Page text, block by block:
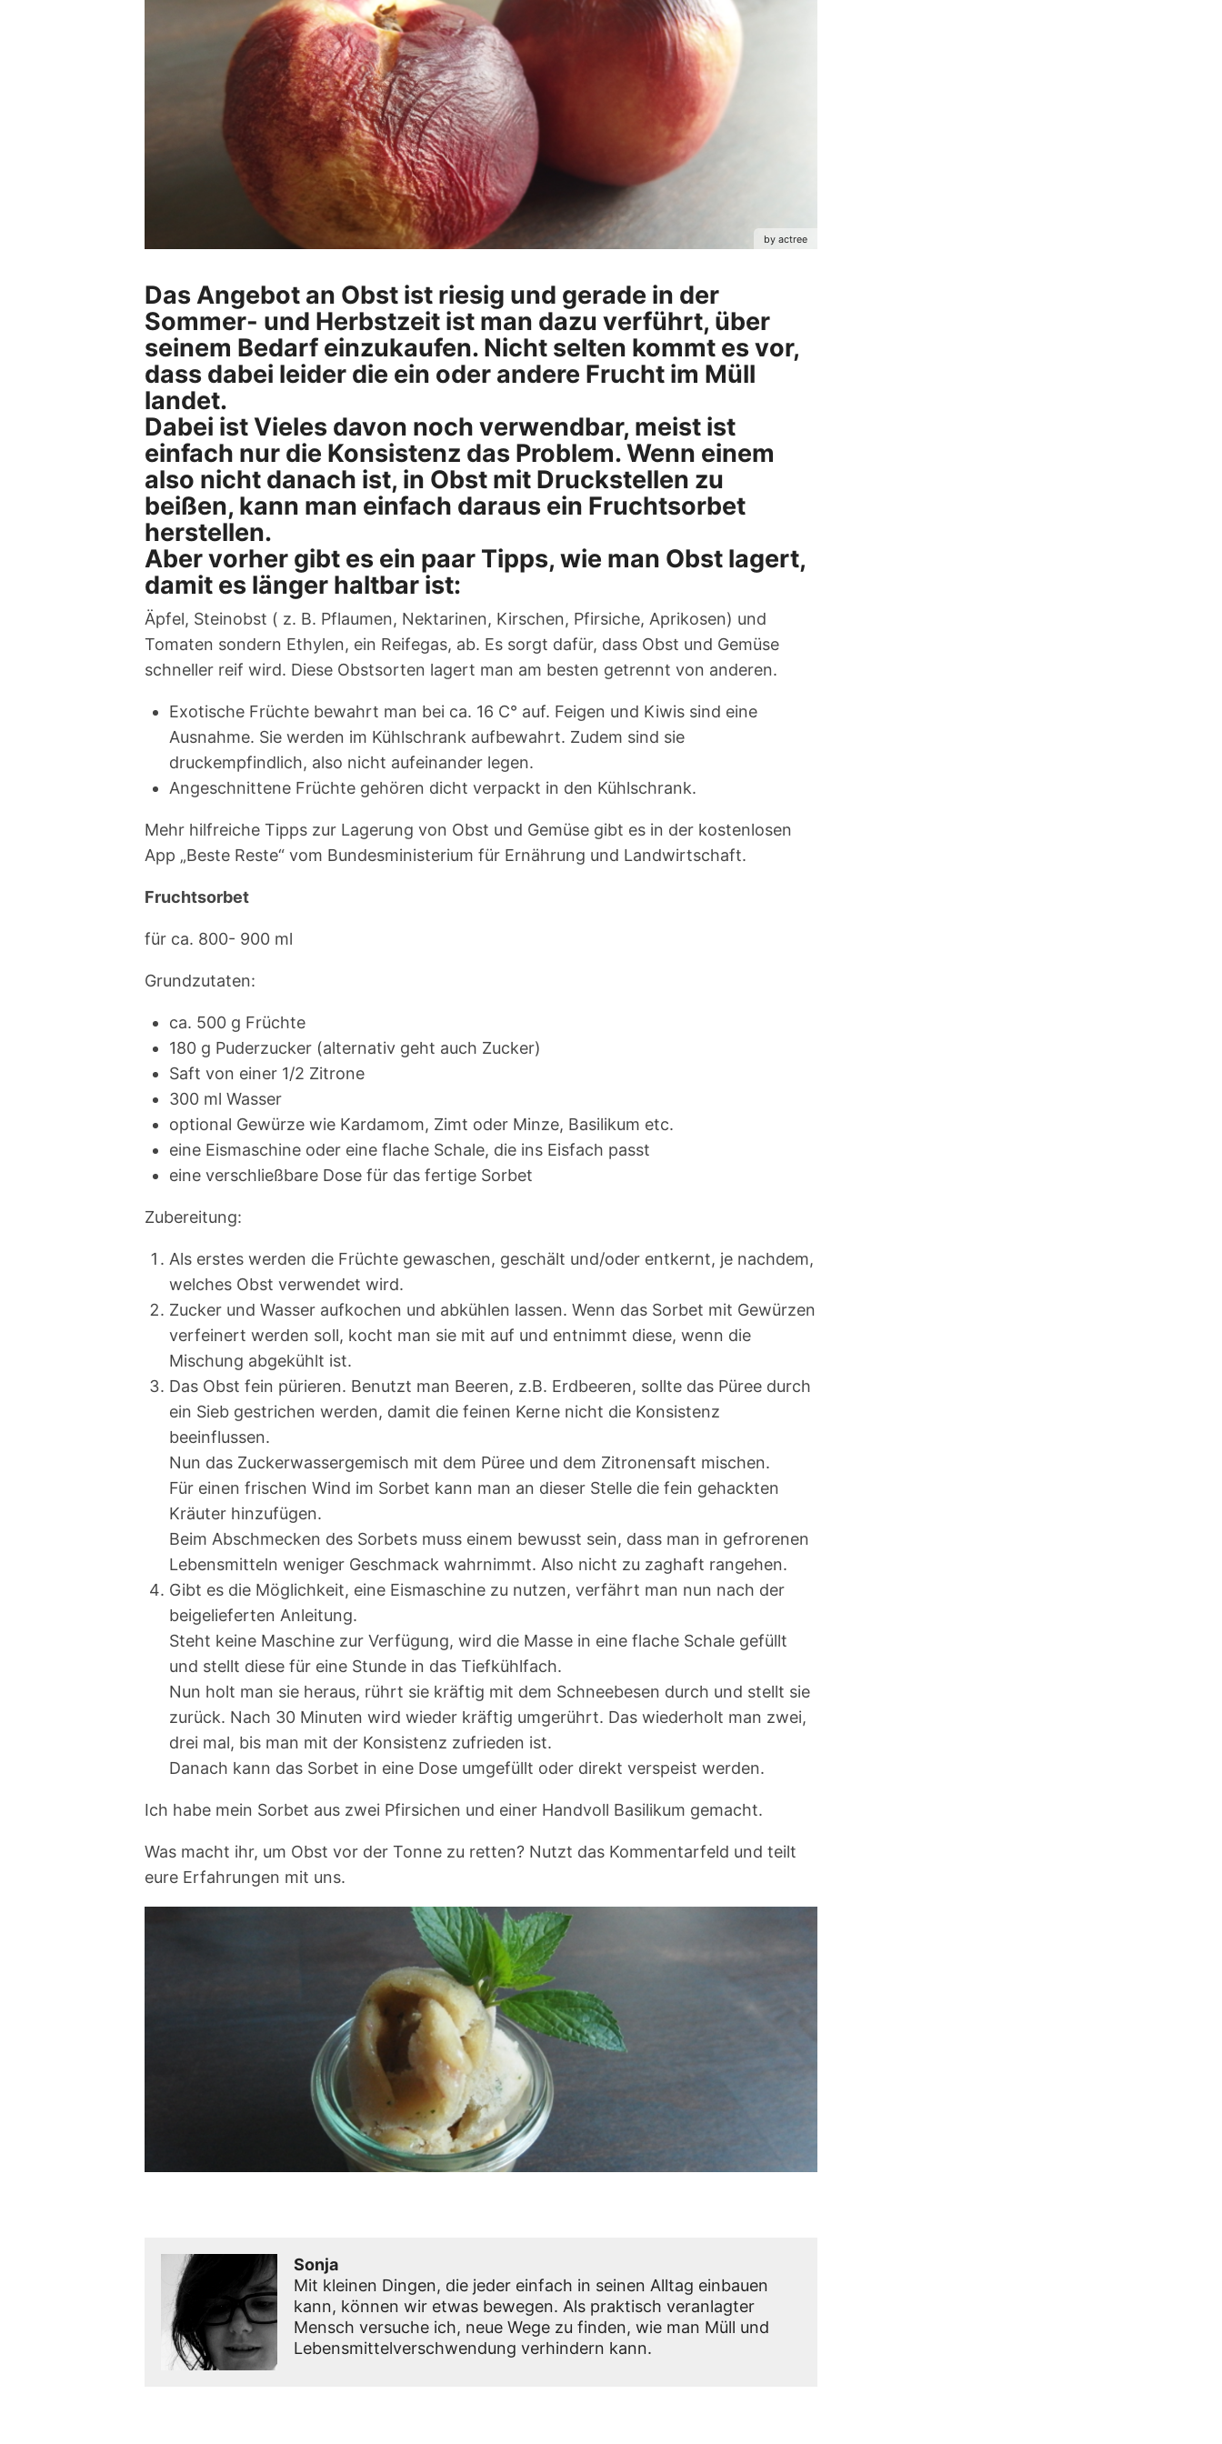
by actree
Das Angebot an Obst ist riesig und gerade in der
Sommer- und Herbstzeit ist man dazu verführt, über
seinem Bedarf einzukaufen. Nicht selten kommt es vor,
dass dabei leider die ein oder andere Frucht im Müll
landet.
Dabei ist Vieles davon noch verwendbar, meist ist
einfach nur die Konsistenz das Problem. Wenn einem
also nicht danach ist, in Obst mit Druckstellen zu
beißen, kann man einfach daraus ein Fruchtsorbet
herstellen.
Aber vorher gibt es ein paar Tipps, wie man Obst lagert,
damit es länger haltbar ist:
Äpfel, Steinobst ( z. B. Pflaumen, Nektarinen, Kirschen, Pfirsiche, Aprikosen) und
Tomaten sondern Ethylen, ein Reifegas, ab. Es sorgt dafür, dass Obst und Gemüse
schneller reif wird. Diese Obstsorten lagert man am besten getrennt von anderen.
Exotische Früchte bewahrt man bei ca. 16 C° auf. Feigen und Kiwis sind eine
Ausnahme. Sie werden im Kühlschrank aufbewahrt. Zudem sind sie
druckempfindlich, also nicht aufeinander legen.
Angeschnittene Früchte gehören dicht verpackt in den Kühlschrank.
Mehr hilfreiche Tipps zur Lagerung von Obst und Gemüse gibt es in der kostenlosen
App „Beste Reste“ vom Bundesministerium für Ernährung und Landwirtschaft.
Fruchtsorbet
für ca. 800- 900 ml
Grundzutaten:
ca. 500 g Früchte
180 g Puderzucker (alternativ geht auch Zucker)
Saft von einer 1/2 Zitrone
300 ml Wasser
optional Gewürze wie Kardamom, Zimt oder Minze, Basilikum etc.
eine Eismaschine oder eine flache Schale, die ins Eisfach passt
eine verschließbare Dose für das fertige Sorbet
Zubereitung:
Als erstes werden die Früchte gewaschen, geschält und/oder entkernt, je nachdem,
welches Obst verwendet wird.
Zucker und Wasser aufkochen und abkühlen lassen. Wenn das Sorbet mit Gewürzen
verfeinert werden soll, kocht man sie mit auf und entnimmt diese, wenn die
Mischung abgekühlt ist.
Das Obst fein pürieren. Benutzt man Beeren, z.B. Erdbeeren, sollte das Püree durch
ein Sieb gestrichen werden, damit die feinen Kerne nicht die Konsistenz
beeinflussen.
Nun das Zuckerwassergemisch mit dem Püree und dem Zitronensaft mischen.
Für einen frischen Wind im Sorbet kann man an dieser Stelle die fein gehackten
Kräuter hinzufügen.
Beim Abschmecken des Sorbets muss einem bewusst sein, dass man in gefrorenen
Lebensmitteln weniger Geschmack wahrnimmt. Also nicht zu zaghaft rangehen.
Gibt es die Möglichkeit, eine Eismaschine zu nutzen, verfährt man nun nach der
beigelieferten Anleitung.
Steht keine Maschine zur Verfügung, wird die Masse in eine flache Schale gefüllt
und stellt diese für eine Stunde in das Tiefkühlfach.
Nun holt man sie heraus, rührt sie kräftig mit dem Schneebesen durch und stellt sie
zurück. Nach 30 Minuten wird wieder kräftig umgerührt. Das wiederholt man zwei,
drei mal, bis man mit der Konsistenz zufrieden ist.
Danach kann das Sorbet in eine Dose umgefüllt oder direkt verspeist werden.
Ich habe mein Sorbet aus zwei Pfirsichen und einer Handvoll Basilikum gemacht.
Was macht ihr, um Obst vor der Tonne zu retten? Nutzt das Kommentarfeld und teilt
eure Erfahrungen mit uns.
Sonja
Mit kleinen Dingen, die jeder einfach in seinen Alltag einbauen
kann, können wir etwas bewegen. Als praktisch veranlagter
Mensch versuche ich, neue Wege zu finden, wie man Müll und
Lebensmittelverschwendung verhindern kann.